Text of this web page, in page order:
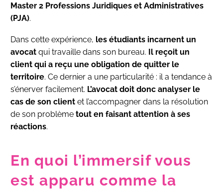
Master 2 Professions Juridiques et Administratives
(PJA).
Dans cette expérience, les étudiants incarnent un
avocat qui travaille dans son bureau. Il reçoit un
client qui a reçu une obligation de quitter le
territoire. Ce dernier a une particularité : il a tendance à
s’énerver facilement. L’avocat doit donc analyser le
cas de son client et l’accompagner dans la résolution
de son problème tout en faisant attention à ses
réactions.
En quoi l’immersif vous
est apparu comme la